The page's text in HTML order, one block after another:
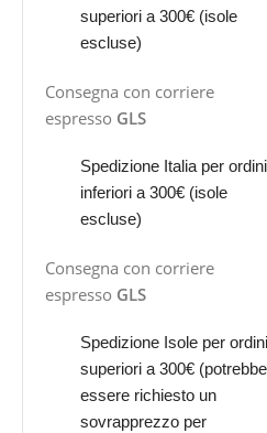
superiori a 300€ (isole
escluse)
Consegna con corriere
espresso GLS
Spedizione Italia per ordini
inferiori a 300€ (isole
escluse)
Consegna con corriere
espresso GLS
Spedizione Isole per ordini
superiori a 300€ (potrebbe
essere richiesto un
sovrapprezzo per